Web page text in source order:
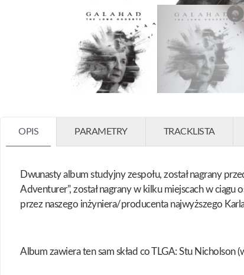
OPIS PARAMETRY TRACKLISTA
Dwunasty album studyjny zespołu, został nagrany
Adventurer”, został nagrany w kilku miejscach w
przez naszego inżyniera/producenta najwyższego
Album zawiera ten sam skład co TLGA: Stu Nicholson